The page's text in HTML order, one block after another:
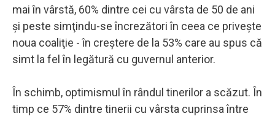
mai în vârstă, 60% dintre cei cu vârsta de 50 de ani
şi peste simţindu-se încrezători în ceea ce priveşte
noua coaliţie - în creştere de la 53% care au spus că
simt la fel în legătură cu guvernul anterior.
În schimb, optimismul în rândul tinerilor a scăzut. În
timp ce 57% dintre tinerii cu vârsta cuprinsa între